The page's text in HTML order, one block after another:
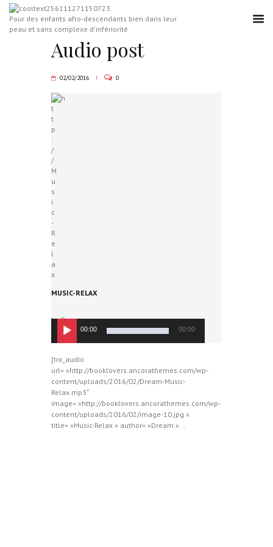
Pour des enfants afro-descendants bien dans leur
peau et sans complexe d'infériorité
Audio post
02/02/2016 0
MUSIC-RELAX
byDream
Lecteur
00:00 00:00
[trx_audio
url= »http://booklovers.ancorathemes.com/wp-
content/uploads/2016/02/Dream-Music-
Relax.mp3″
image= »http://booklovers.ancorathemes.com/wp-
content/uploads/2016/02/image-10.jpg »
title= »Music-Relax » author= »Dream »...